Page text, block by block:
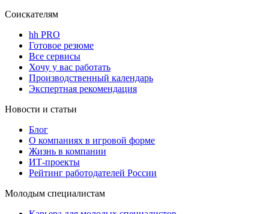
Соискателям
hh PRO
Готовое резюме
Все сервисы
Хочу у вас работать
Производственный календарь
Экспертная рекомендация
Новости и статьи
Блог
О компаниях в игровой форме
Жизнь в компании
ИТ-проекты
Рейтинг работодателей России
Молодым специалистам